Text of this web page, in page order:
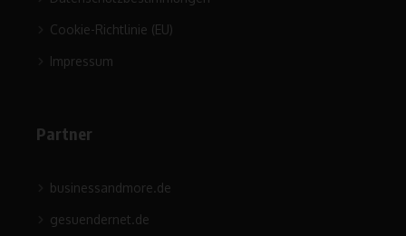
Cookie-Richtlinie (EU)
Impressum
Partner
businessandmore.de
gesuendernet.de